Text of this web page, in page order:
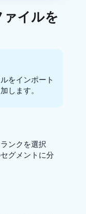
イルを
をインポート
します。
ンクを選択
グメントに分